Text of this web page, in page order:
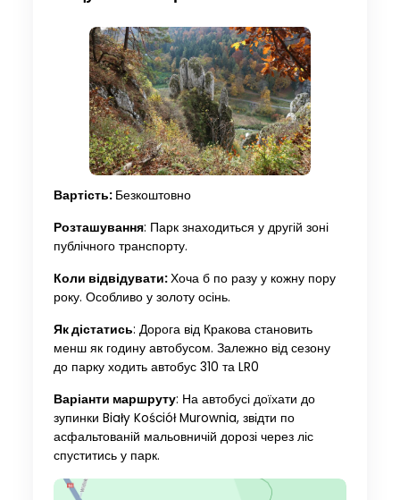
Вартість: Безкоштовно
Розташування: Парк знаходиться у другій зоні
публічного транспорту.
Коли відвідувати:Хоча б по разу у кожну пору
року. Особливо у золоту осінь.
Як дістатись: Дорога від Кракова становить
менш як годину автобусом. Залежно від сезону
до парку ходить автобус 310 та LR0
Варіанти маршруту: На автобусі доїхати до
зупинки Biały Kościół Murownia, звідти по
асфальтованій мальовничій дорозі через ліс
спуститись у парк.